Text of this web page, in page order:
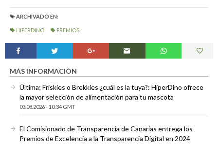
ARCHIVADO EN:
HIPERDINO PREMIOS
MÁS INFORMACIÓN
Última; Friskies o Brekkies ¿cuál es la tuya?: HiperDino ofrece
la mayor selección de alimentación para tu mascota
03.08.2026 - 10:34 GMT
El Comisionado de Transparencia de Canarias entrega los
Premios de Excelencia a la Transparencia Digital en 2024